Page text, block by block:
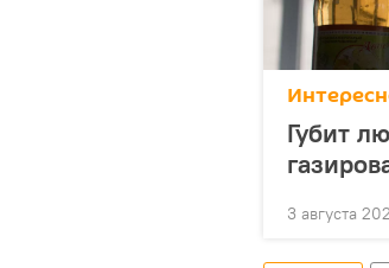
Губит
3 августа